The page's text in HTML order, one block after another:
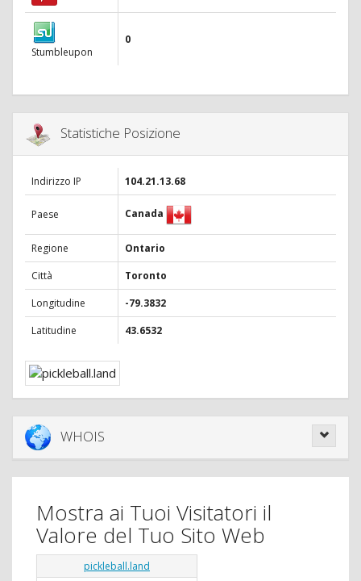
Stumbleupon
0
Statistiche Posizione
Indirizzo IP 104.21.13.68
Paese Canada
Regione
Ontario
Città
Toronto
Longitudine
-79.3832
Latitudine
43.6532
WHOIS
Mostra ai Tuoi Visitatori il
Valore del Tuo Sito Web
pickleball.land